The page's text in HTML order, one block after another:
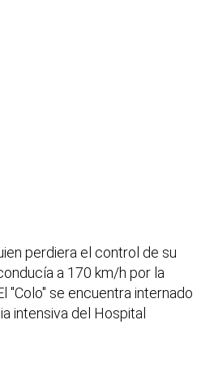
perdiera el control de su
a 170 km/h por la
"Colo" se encuentra internado
intensiva del Hospital